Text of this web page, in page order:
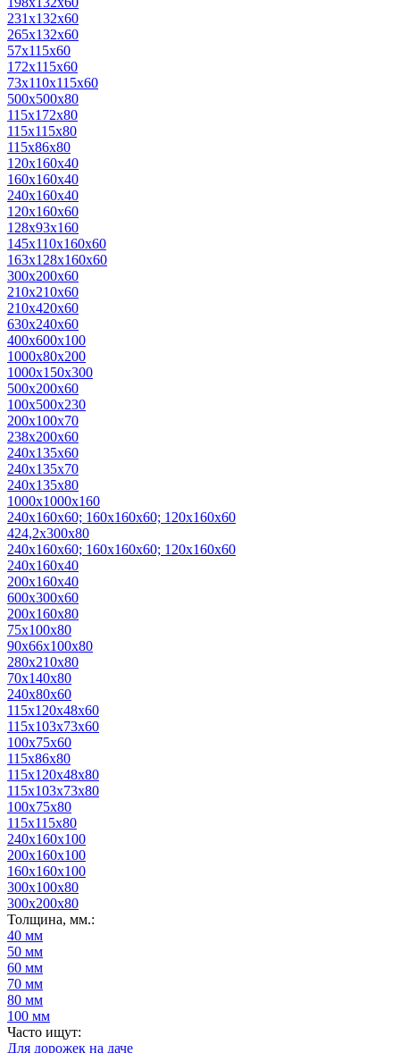
231х132х60
265х132х60
57х115х60
172х115х60
73х110х115х60
500х500х80
115x172x80
115x115x80
115x86x80
120х160х40
160х160х40
240х160х40
120х160х60
128х93х160
145х110х160х60
163х128х160х60
300х200х60
210х210х60
210х420х60
630х240х60
400х600х100
1000х80х200
1000х150х300
500х200х60
100х500х230
200х100х70
238х200х60
240х135х60
240х135х70
240х135х80
1000х1000х160
240х160х60; 160х160х60; 120х160х60
424,2х300х80
240х160х60; 160х160х60; 120х160х60
240x160x40
200x160x40
600x300x60
200х160х80
75х100х80
90х66х100х80
280x210x80
70х140х80
240х80х60
115х120х48х60
115х103х73х60
100х75х60
115х86х80
115х120х48х80
115х103х73х80
100х75х80
115х115х80
240x160x100
200x160x100
160х160х100
300x100x80
300x200x80
Толщина, мм.:
40 мм
50 мм
60 мм
70 мм
80 мм
100 мм
Часто ищут:
Для дорожек на даче